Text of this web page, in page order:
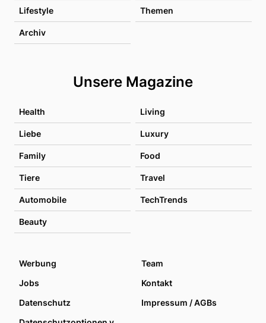
Lifestyle Themen
Archiv
Unsere Magazine
Health Living
Liebe Luxury
Family Food
Tiere Travel
Automobile TechTrends
Beauty
Werbung
Team
Jobs
Kontakt
Datenschutz
Impressum / AGBs